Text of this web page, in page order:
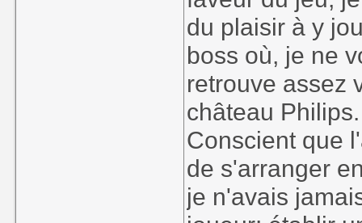
du plaisir à y
boss où, je ne
retrouve assez
château Philips.
Conscient que
de s'arranger
je n'avais